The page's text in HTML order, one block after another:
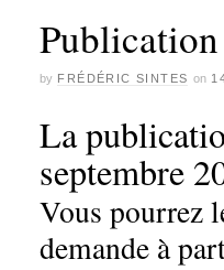
by FRÉDÉRIC SINTES on
La
septembre
Vous pourrez
demande à